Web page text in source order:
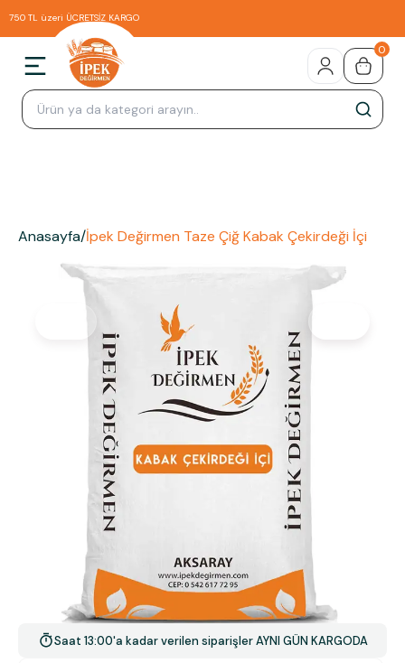
750 TL üzeri ÜCRETSİZ KARGO
0
Anasayfa/İpek Değirmen Taze Çiğ Kabak Çekirdeği İçi
Saat 13:00'a kadar verilen siparişler AYNI GÜN KARGODA